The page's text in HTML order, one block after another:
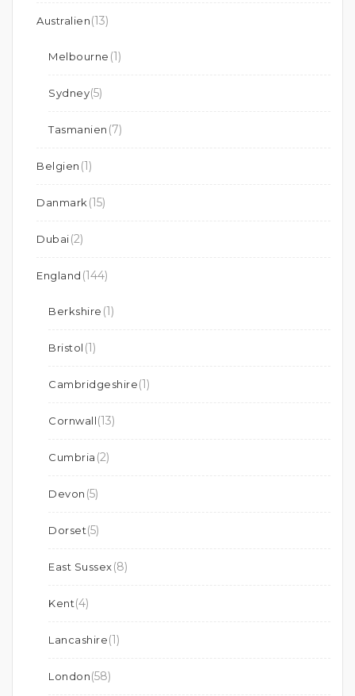
Australien(13)
Melbourne (1)
Sydney(5)
Tasmanien (7)
Belgien (1)
Danmark (15)
Dubai(2)
England (144)
Berkshire (1)
Bristol (1)
Cambridgeshire(1)
Cornwall(13)
Cumbria (2)
Devon (5)
Dorset(5)
East Sussex(8)
Kent(4)
Lancashire(1)
London(58)